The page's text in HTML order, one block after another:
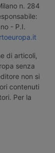
n. 284
- P.I.
di articoli,
senza
non si
contenuti
Per la